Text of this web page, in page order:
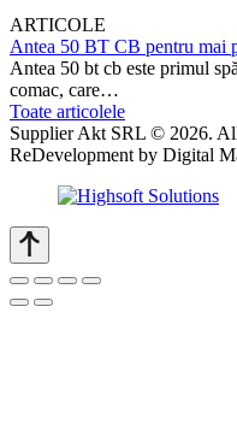
ARTICOLE
Antea 50 BT CB pentru mai
Antea 50 bt cb este primul
comac, care…
Toate articolele
Supplier Akt SRL © 2026.
ReDevelopment by Digital